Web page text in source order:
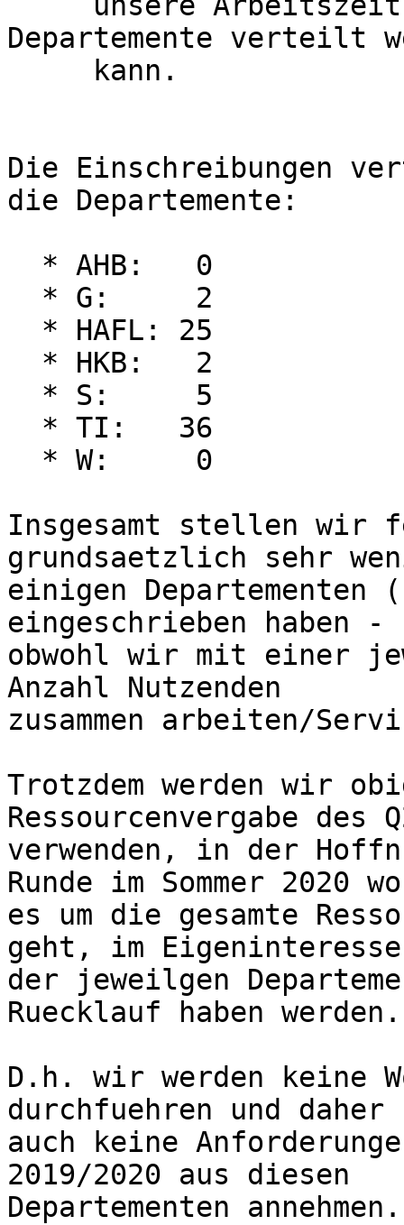
Departemente verteilt
Die Einschreibungen
die Departemente:
Insgesamt stellen wir
grundsaetzlich sehr
einigen Departementen
eingeschrieben haben -
obwohl wir mit einer
Anzahl Nutzenden
zusammen arbeiten/
Trotzdem werden wir
Ressourcenvergabe des
verwenden, in der
Runde im Sommer 2020 wo
es um die gesamte
geht, im Eigeninteresse
der jeweilgen
Ruecklauf haben werden.
D.h. wir werden keine
durchfuehren und daher
auch keine
2019/2020 aus diesen
Departementen annehmen.